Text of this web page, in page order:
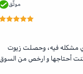
موثّق
مشكله فيه، وحصلت زيوت
كنت أحتاجها و ارخص من السوق